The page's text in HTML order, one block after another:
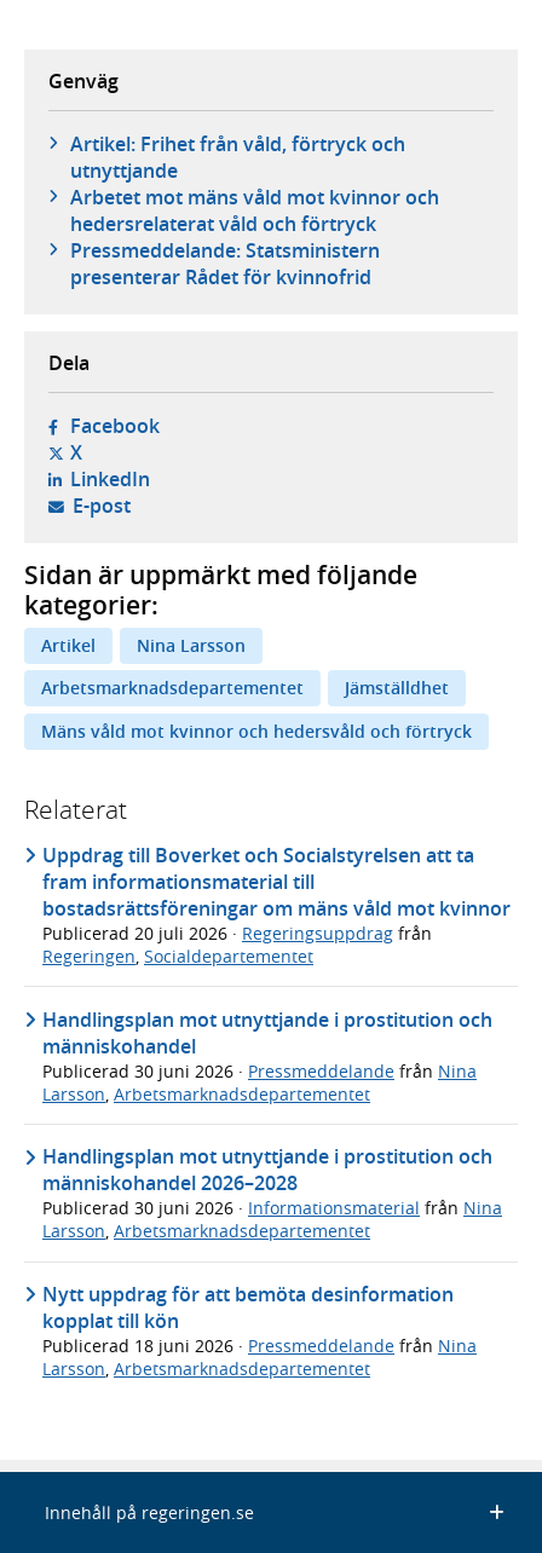
Genväg
Artikel: Frihet från våld, förtryck och
utnyttjande
Arbetet mot mäns våld mot kvinnor och
hedersrelaterat våld och förtryck
Pressmeddelande: Statsministern
presenterar Rådet för kvinnofrid
Dela
Facebook- öppnas i ny flik, extern webbplats,
X- öppnas i ny flik, extern webbplats,
LinkedIn- öppnas i ny flik, extern webbplats,
E-post- öppnar din e-postklient,
Sidan är uppmärkt med följande
kategorier:
Artikel
Nina Larsson
Arbetsmarknadsdepartementet
Jämställdhet
Mäns våld mot kvinnor och hedersvåld och förtryck
Relaterat
Uppdrag till Boverket och Socialstyrelsen att ta
fram informationsmaterial till
bostadsrättsföreningar om mäns våld mot kvinnor
Publicerad 20 juli 2026 · Regeringsuppdrag från
Regeringen, Socialdepartementet
Handlingsplan mot utnyttjande i prostitution och
människohandel
Publicerad 30 juni 2026 · Pressmeddelande från Nina
Larsson, Arbetsmarknadsdepartementet
Handlingsplan mot utnyttjande i prostitution och
människohandel 2026–2028
Publicerad 30 juni 2026 · Informationsmaterial från Nina
Larsson, Arbetsmarknadsdepartementet
Nytt uppdrag för att bemöta desinformation
kopplat till kön
Publicerad 18 juni 2026 · Pressmeddelande från Nina
Larsson, Arbetsmarknadsdepartementet
Innehåll på regeringen.se